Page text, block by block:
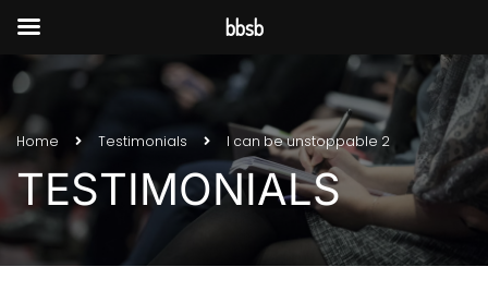
Home Testimonials I can be unstoppable 2
TESTIMONIALS
bbsb